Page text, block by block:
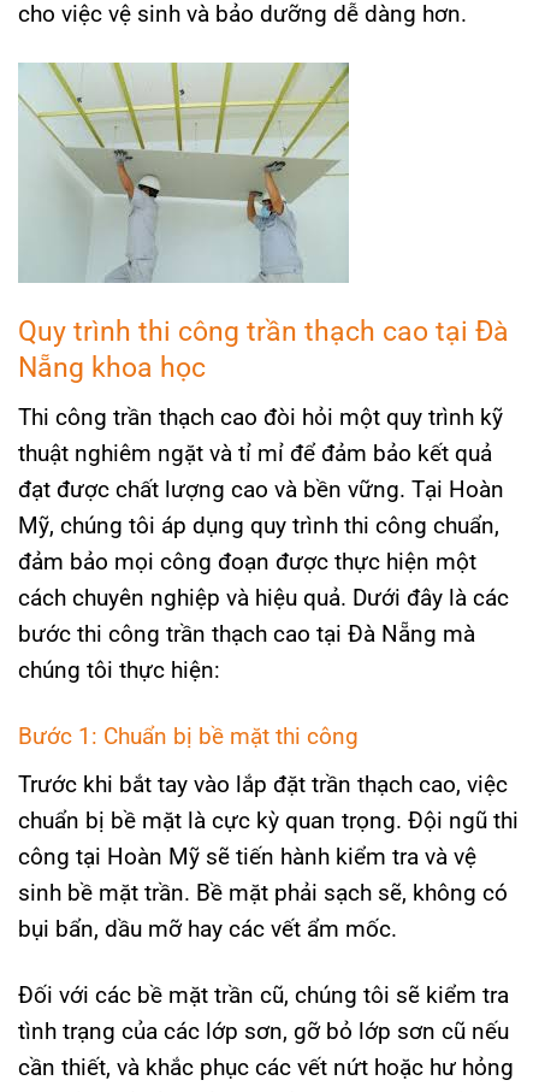
cho việc vệ sinh và bảo dưỡng dễ dàng hơn.
Quy trình thi công trần thạch cao tại Đà
Nẵng khoa học
Thi công trần thạch cao đòi hỏi một quy trình kỹ
thuật nghiêm ngặt và tỉ mỉ để đảm bảo kết quả
đạt được chất lượng cao và bền vững. Tại Hoàn
Mỹ, chúng tôi áp dụng quy trình thi công chuẩn,
đảm bảo mọi công đoạn được thực hiện một
cách chuyên nghiệp và hiệu quả. Dưới đây là các
bước thi công trần thạch cao tại Đà Nẵng mà
chúng tôi thực hiện:
Bước 1: Chuẩn bị bề mặt thi công
Trước khi bắt tay vào lắp đặt trần thạch cao, việc
chuẩn bị bề mặt là cực kỳ quan trọng. Đội ngũ thi
công tại Hoàn Mỹ sẽ tiến hành kiểm tra và vệ
sinh bề mặt trần. Bề mặt phải sạch sẽ, không có
bụi bẩn, dầu mỡ hay các vết ẩm mốc.
Đối với các bề mặt trần cũ, chúng tôi sẽ kiểm tra
tình trạng của các lớp sơn, gỡ bỏ lớp sơn cũ nếu
cần thiết, và khắc phục các vết nứt hoặc hư hỏng